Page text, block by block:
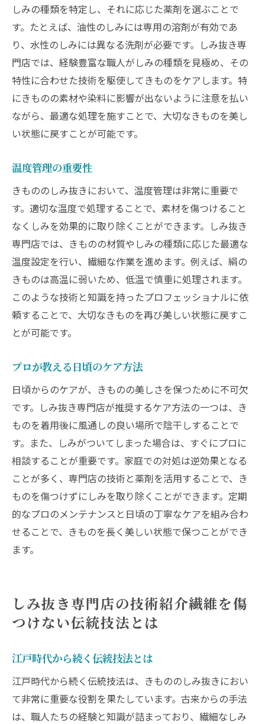
しみの種類を特定し、それに応じた薬剤を選ぶことで
す。たとえば、油性のしみには専用の溶剤が有効であ
り、水性のしみには異なる洗剤が必要です。しみ抜き専
門店では、経験豊富な職人がしみの種類を見極め、その
特性に合わせた技術を駆使してきものをケアします。特
にきものの素材や染料に影響が出ないように注意を払い
ながら、最適な処理を施すことで、大切なきものを美し
い状態に戻すことが可能です。
温度管理の重要性
きもののしみ抜きにおいて、温度管理は非常に重要で
す。適切な温度で処理することで、素材を傷つけること
なくしみを効果的に取り除くことができます。しみ抜き
専門店では、きものの材質やしみの種類に応じた最適な
温度設定を行い、繊細な作業を進めます。例えば、絹の
きものは高温に弱いため、低温で慎重に処理されます。
このような技術と知識を持ったプロフェッショナルに依
頼することで、大切なきものを再び美しい状態に戻すこ
とが可能です。
プロが教える日頃のケア方法
日頃からのケアが、きものの美しさを保つために不可欠
です。しみ抜き専門店が推奨するケア方法の一つは、き
ものを着用後に風通しの良い場所で陰干しすることで
す。また、しみがついてしまった場合は、すぐにプロに
相談することが重要です。家庭での対処は逆効果となる
ことが多く、専門店の技術と薬剤を活用することで、き
ものを傷つけずにしみを取り除くことができます。定期
的なプロのメンテナンスと日頃の丁寧なケアを組み合わ
せることで、きものを長く美しい状態で保つことができ
ます。
しみ抜き専門店の技術紹介繊維を傷
つけない伝統技法とは
江戸時代から続く伝統技法とは
江戸時代から続く伝統技法は、きもののしみ抜きにおい
て非常に重要な役割を果たしています。古来からの手法
は、職人たちの経験と知識が詰まっており、繊細なしみ